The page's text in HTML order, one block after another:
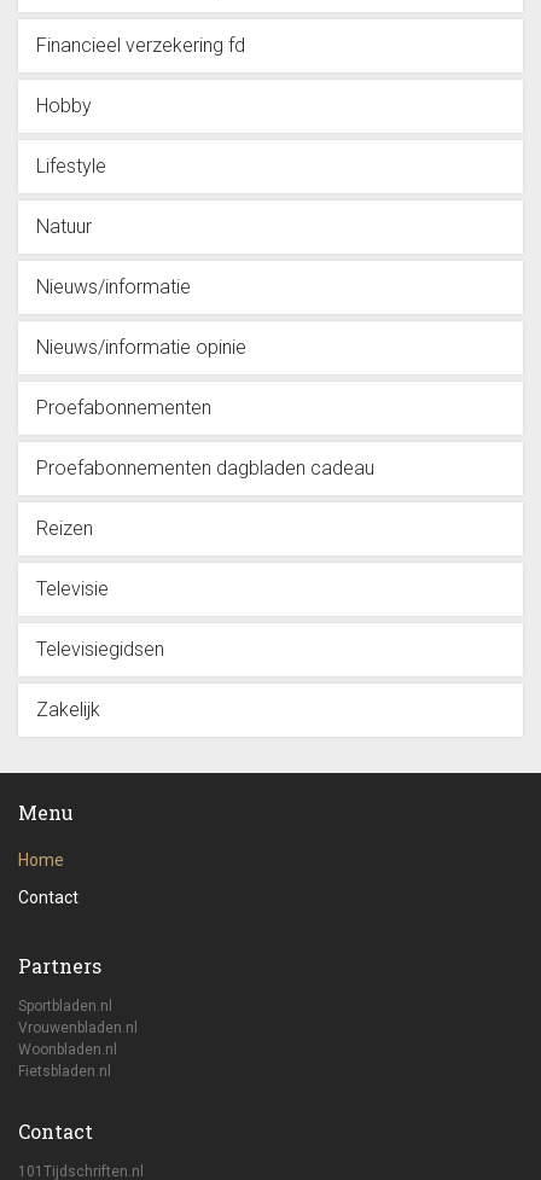
Financieel verzekering fd
Hobby
Lifestyle
Natuur
Nieuws/informatie
Nieuws/informatie opinie
Proefabonnementen
Proefabonnementen dagbladen cadeau
Reizen
Televisie
Televisiegidsen
Zakelijk
Menu
Home
Contact
Partners
Sportbladen.nl
Vrouwenbladen.nl
Woonbladen.nl
Fietsbladen.nl
Contact
101Tijdschriften.nl